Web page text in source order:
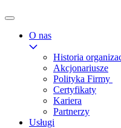
O nas
Historia
Akcjonariusze
Polityka Firmy
Certyfikaty
Kariera
Partnerzy
Usługi